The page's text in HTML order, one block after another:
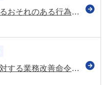
独占禁止法上の問題につながるおそれのある行為を行った荷主 令和7年度において779名（公取の調査）
特定募集情報等提供事業者に対する業務改善命令（厚労省）